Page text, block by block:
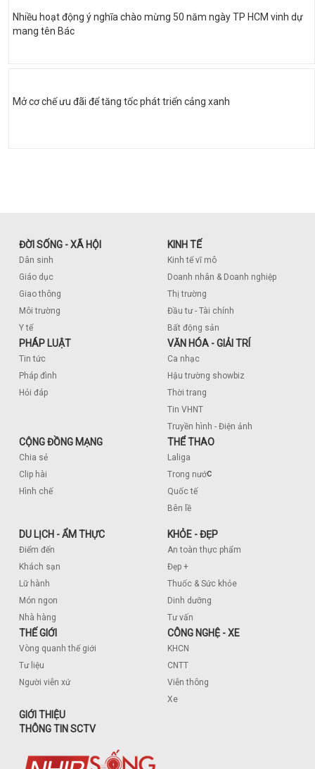
Nhiều hoạt động ý nghĩa chào mừng 50 năm ngày TP HCM vinh dự
mang tên Bác
Mở cơ chế ưu đãi để tăng tốc phát triển cảng xanh
ĐỜI SỐNG - XÃ HỘI
Dân sinh
Giáo dục
Giao thông
Môi trường
Y tế
KINH TẾ
Kinh tế vĩ mô
Doanh nhân & Doanh nghiệp
Thị trường
Đầu tư - Tài chính
Bất động sản
PHÁP LUẬT
Tin tức
Pháp đình
Hỏi đáp
VĂN HÓA - GIẢI TRÍ
Ca nhạc
Hậu trường showbiz
Thời trang
Tin VHNT
Truyền hình - Điện ảnh
CỘNG ĐỒNG MẠNG
Chia sẻ
Clip hài
Hình chế
THỂ THAO
Laliga
Trong nước
Quốc tế
Bên lề
DU LỊCH - ẨM THỰC
Điểm đến
Khách sạn
Lữ hành
Món ngon
Nhà hàng
KHỎE - ĐẸP
An toàn thực phẩm
Đẹp +
Thuốc & Sức khỏe
Dinh dưỡng
Tư vấn
THẾ GIỚI
Vòng quanh thế giới
Tư liệu
Người viễn xứ
CÔNG NGHỆ - XE
KHCN
CNTT
Viễn thông
Xe
GIỚI THIỆU
THÔNG TIN SCTV